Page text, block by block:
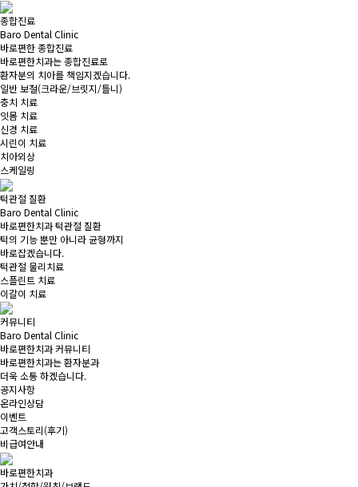
종합진료
Baro Dental Clinic
바로편한 종합진료
바로편한치과는 종합진료로
환자분의 치아를 책임지겠습니다.
일반 보철(크라운/브릿지/틀니)
충치 치료
잇몸 치료
신경 치료
시린이 치료
치아외상
스케일링
턱관절 질환
Baro Dental Clinic
바로편한치과 턱관절 질환
턱의 기능 뿐만 아니라 균형까지
바로잡겠습니다.
턱관절 물리치료
스플린트 치료
이갈이 치료
커뮤니티
Baro Dental Clinic
바로편한치과 커뮤니티
바로편한치과는 환자분과
더욱 소통 하겠습니다.
공지사항
온라인상담
이벤트
고객스토리(후기)
비급여안내
바로편한치과